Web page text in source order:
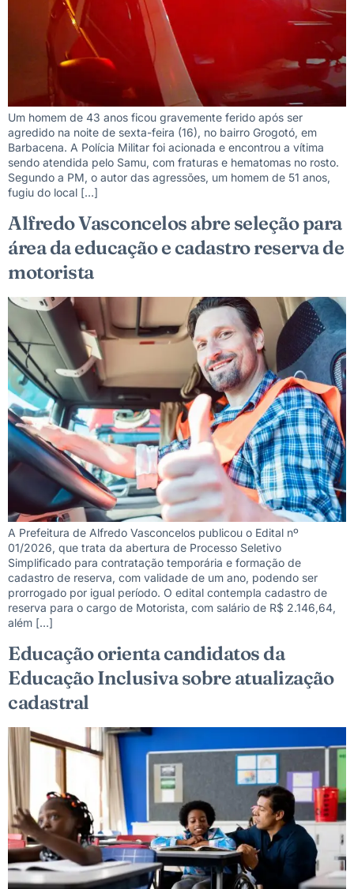
Um homem de 43 anos ficou gravemente ferido após ser
agredido na noite de sexta-feira (16), no bairro Grogotó, em
Barbacena. A Polícia Militar foi acionada e encontrou a vítima
sendo atendida pelo Samu, com fraturas e hematomas no rosto.
Segundo a PM, o autor das agressões, um homem de 51 anos,
fugiu do local […]
Alfredo Vasconcelos abre seleção para
área da educação e cadastro reserva de
motorista
A Prefeitura de Alfredo Vasconcelos publicou o Edital nº
01/2026, que trata da abertura de Processo Seletivo
Simplificado para contratação temporária e formação de
cadastro de reserva, com validade de um ano, podendo ser
prorrogado por igual período. O edital contempla cadastro de
reserva para o cargo de Motorista, com salário de R$ 2.146,64,
além […]
Educação orienta candidatos da
Educação Inclusiva sobre atualização
cadastral